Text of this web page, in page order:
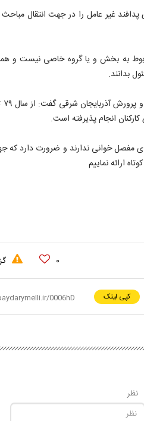
آموزشهای پدافند غیر عامل را در جهت انتقال
به بخش و یا گروه خاصی نیست و
بدانند.
مفصل خوانی ندارند و ضرورت دارد
ارائه نماییم
۰
کپی لینک
نظر